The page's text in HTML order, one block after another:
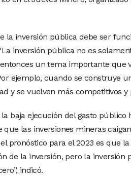
la inversión pública debe ser
inversión pública no es
entonces un tema importante
ejemplo, cuando se construye
y se vuelven más competitivos
baja ejecución del gasto
que las inversiones mineras
pronóstico para el 2023 es que
de la inversión, pero la inversión
indicó.